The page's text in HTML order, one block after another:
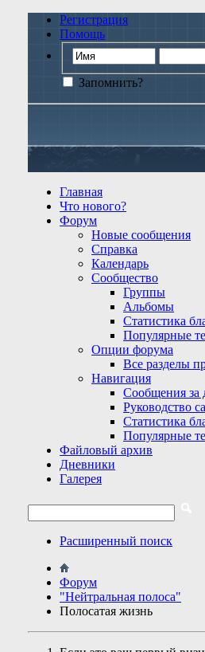
Регистрация
Помощь
Запомнить?
Главная
Что нового?
Форум
Новые сообщения
Справка
Календарь
Сообщество
Группы
Альбомы
Статистика
Популярные
Опции форума
Все разделы
Навигация
Сообщения за
Руководство
Статистика
Популярные
Файловый архив
Дневники
Галерея
Расширенный поиск
Форум
"Нейтральная полоса"
Полосатая жизнь